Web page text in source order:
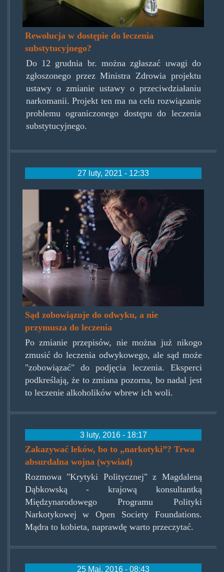
Rewolucja w dostępie do leczenia
substytucyjnego?
Do 12 grudnia br. można zgłaszać uwagi do
zgłoszonego przez Ministra Zdrowia projektu
ustawy o zmianie ustawy o przeciwdziałaniu
narkomanii. Projekt ten ma na celu rozwiązanie
problemu ograniczonego dostępu do leczenia
substytucyjnego.
27 luty, 2021 - 12:33
alkosmuteczek.jpg
Sąd zobowiązuje do odwyku, a nie
przymusza do leczenia
Po zmianie przepisów, nie można już nikogo
zmusić do leczenia odwykowego, ale sąd może
"zobowiązać" do podjęcia leczenia. Eksperci
podkreślają, że to zmiana pozorna, bo nadal jest
to leczenie alkoholików wbrew ich woli.
3 luty, 2016 - 18:17
Zakazywać leków, bo to „narkotyki”? Trwa
absurdalna wojna (wywiad)
Rozmowa "Krytyki Politycznej" z Magdaleną
Dąbkowską - krajową konsultantką
Międzynarodowego Programu Polityki
Narkotykowej w Open Society Foundations.
Mądra to kobieta, naprawdę warto przeczytać.
25 Maj, 2016 - 08:43